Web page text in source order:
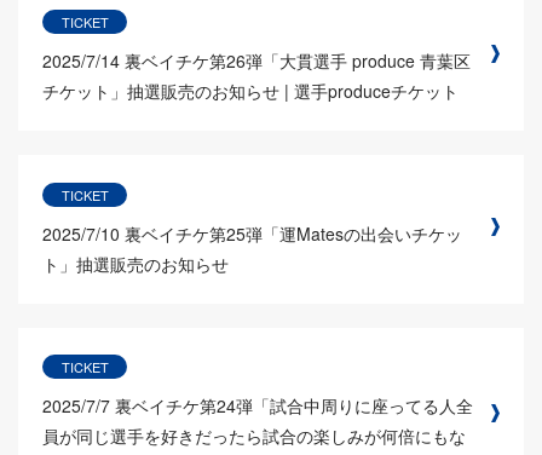
TICKET
2025/7/14 裏ベイチケ第26弾「大貫選手 produce 青葉区
チケット」抽選販売のお知らせ | 選手produceチケット
TICKET
2025/7/10 裏ベイチケ第25弾「運Matesの出会いチケッ
ト」抽選販売のお知らせ
TICKET
2025/7/7 裏ベイチケ第24弾「試合中周りに座ってる人全
員が同じ選手を好きだったら試合の楽しみが何倍にもな